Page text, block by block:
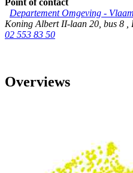
Point of contact
Departement Omgeving -
Koning Albert II-laan 20, bus 8
02 553 83 50
Overviews